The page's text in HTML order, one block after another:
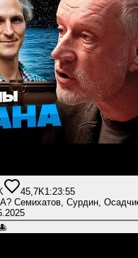
45,7K1:23:55
Сурдин,